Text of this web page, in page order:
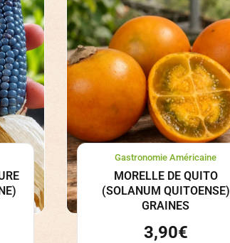
Gastronomie Américaine
MORELLE DE QUITO
(SOLANUM QUITOENSE)
GRAINES
3,90€